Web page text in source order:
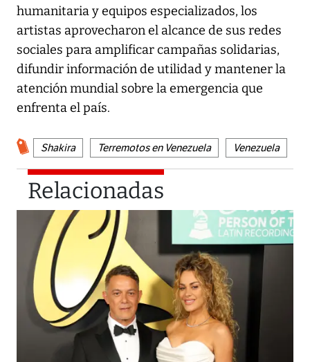
humanitaria y equipos especializados, los
artistas aprovecharon el alcance de sus redes
sociales para amplificar campañas solidarias,
difundir información de utilidad y mantener la
atención mundial sobre la emergencia que
enfrenta el país.
Shakira Terremotos en Venezuela Venezuela
Relacionadas